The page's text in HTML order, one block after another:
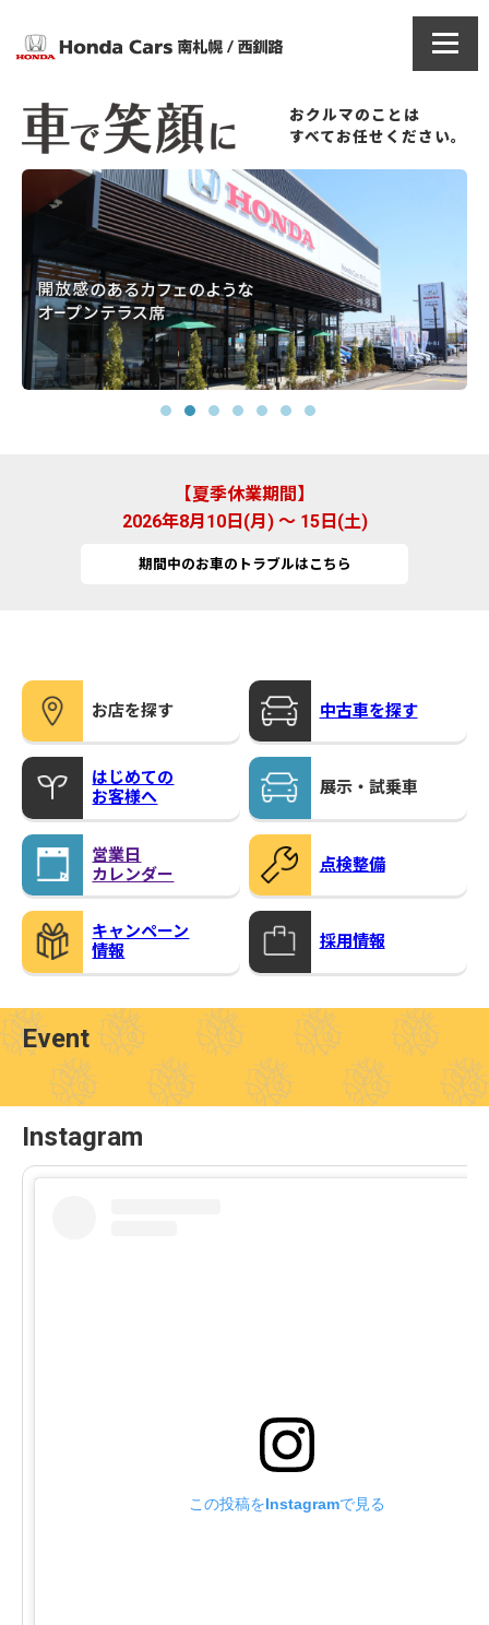
おクルマのことは
すべてお任せください。
夏季休業期間
2026年8月10日(月) ～ 15日(土)
期間中のお車のトラブルはこちら
お店を探す 中古車を探す
はじめての
お客様へ
展示・試乗車
営業日
カレンダー
点検整備
キャンペーン
情報
採用情報
Event
Instagram
この投稿をInstagramで見る